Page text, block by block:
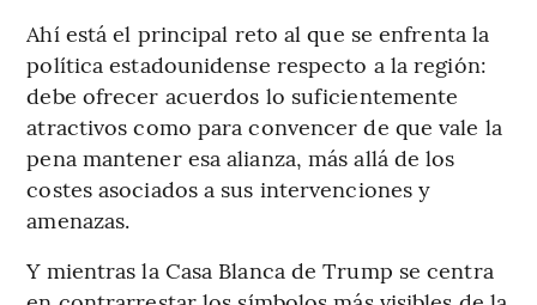
Ahí está el principal reto al que se enfrenta la
política estadounidense respecto a la región:
debe ofrecer acuerdos lo suficientemente
atractivos como para convencer de que vale la
pena mantener esa alianza, más allá de los
costes asociados a sus intervenciones y
amenazas.
Y mientras la Casa Blanca de Trump se centra